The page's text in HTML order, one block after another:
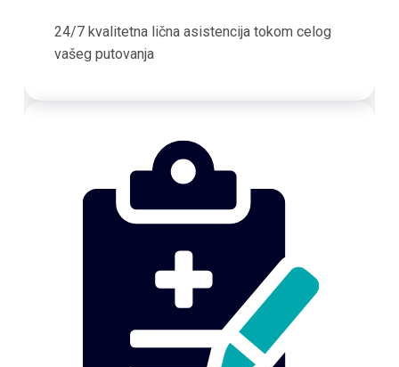
24/7 kvalitetna lična asistencija tokom celog
vašeg putovanja